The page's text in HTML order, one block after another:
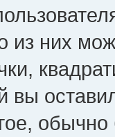
из них
вы